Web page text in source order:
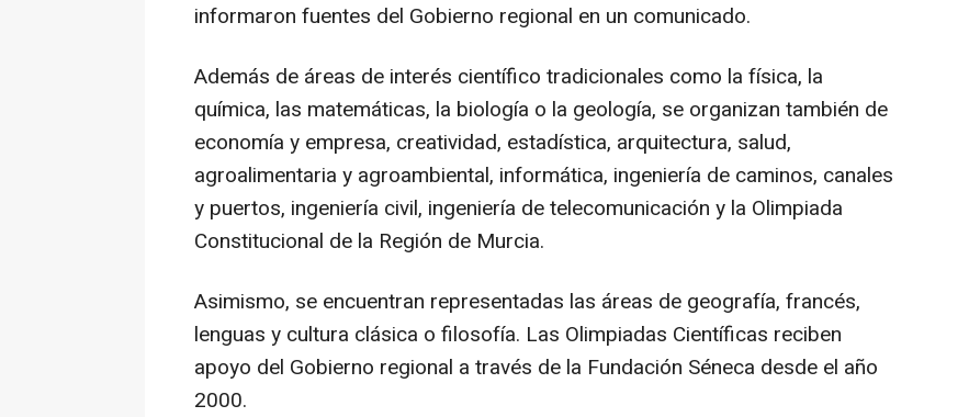
informaron fuentes del Gobierno regional en un comunicado.
Además de áreas de interés científico tradicionales como la física, la
química, las matemáticas, la biología o la geología, se organizan también de
economía y empresa, creatividad, estadística, arquitectura, salud,
agroalimentaria y agroambiental, informática, ingeniería de caminos, canales
y puertos, ingeniería civil, ingeniería de telecomunicación y la Olimpiada
Constitucional de la Región de Murcia.
Asimismo, se encuentran representadas las áreas de geografía, francés,
lenguas y cultura clásica o filosofía. Las Olimpiadas Científicas reciben
apoyo del Gobierno regional a través de la Fundación Séneca desde el año
2000.